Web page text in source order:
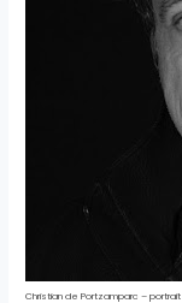
ChristiandePortzamparc –portrait